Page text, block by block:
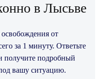
в Лысьве
от
за 1 минуту. Ответьте
получите подробный
вашу ситуацию.